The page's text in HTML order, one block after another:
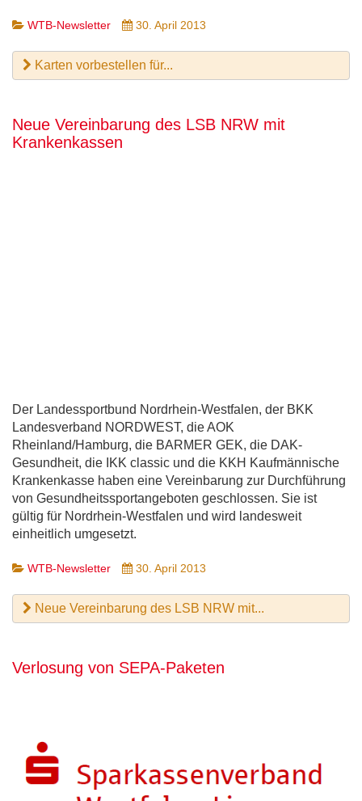
WTB-Newsletter 30. April 2013
Karten vorbestellen für...
Neue Vereinbarung des LSB NRW mit
Krankenkassen
Der Landessportbund Nordrhein-Westfalen, der BKK
Landesverband NORDWEST, die AOK
Rheinland/Hamburg, die BARMER GEK, die DAK-
Gesundheit, die IKK classic und die KKH Kaufmännische
Krankenkasse haben eine Vereinbarung zur Durchführung
von Gesundheitssportangeboten geschlossen. Sie ist
gültig für Nordrhein-Westfalen und wird landesweit
einheitlich umgesetzt.
WTB-Newsletter 30. April 2013
Neue Vereinbarung des LSB NRW mit...
Verlosung von SEPA-Paketen